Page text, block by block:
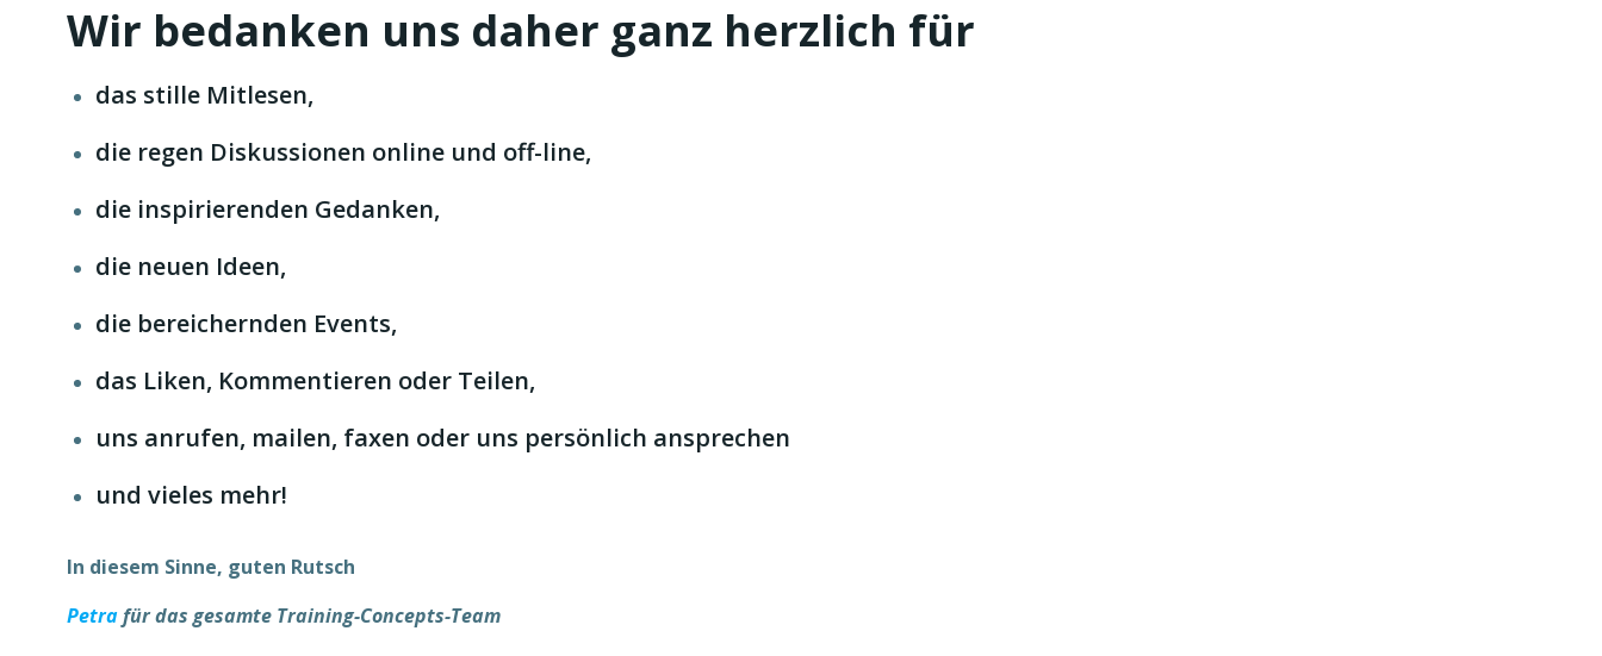
Wir bedanken uns daher ganz herzlich für
das stille Mitlesen,
die regen Diskussionen online und off-line,
die inspirierenden Gedanken,
die neuen Ideen,
die bereichernden Events,
das Liken, Kommentieren oder Teilen,
uns anrufen, mailen, faxen oder uns persönlich ansprechen
und vieles mehr!
In diesem Sinne, guten Rutsch
Petrafür das gesamte Training-Concepts-Team